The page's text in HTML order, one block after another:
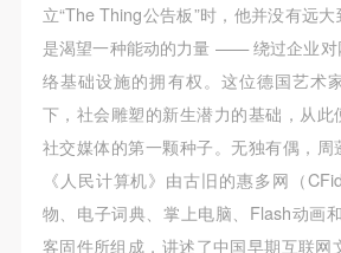
立“The Thing公告板”时，他并没有远
是渴望一种能动的力量 —— 绕过企业对
络基础设施的拥有权。这位德国艺术
下，社会雕塑的新生潜力的基础，从此
社交媒体的第一颗种子。无独有偶，周
《人民计算机》由古旧的惠多网（
物、电子词典、掌上电脑、Flash动画
客固件所组成，讲述了中国早期互联网